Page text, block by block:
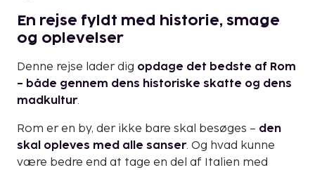
En rejse fyldt med historie, smage
og oplevelser
Denne rejse lader dig opdage det bedste af Rom
– både gennem dens historiske skatte og dens
madkultur.
Rom er en by, der ikke bare skal besøges – den
skal opleves med alle sanser. Og hvad kunne
være bedre end at tage en del af Italien med